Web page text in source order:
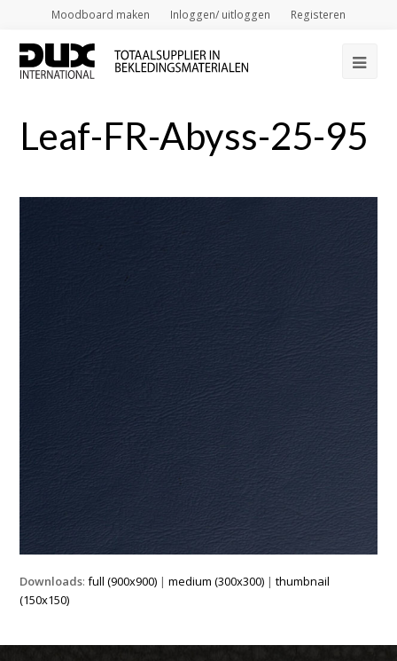
Moodboard maken Inloggen/ uitloggen Registeren
Leaf-FR-Abyss-25-95
Downloads:full (900x900) |medium (300x300) |thumbnail
(150x150)